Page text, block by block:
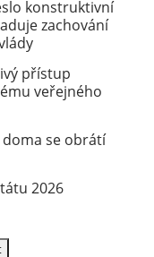
konstruktivní
zachování
přístup
veřejného
doma se obrátí
2026